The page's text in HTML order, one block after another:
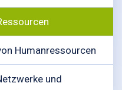
Humanressourcen
und